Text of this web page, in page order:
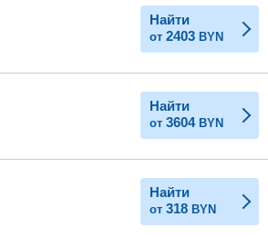
Найти
от 2403 BYN
Найти
от 3604 BYN
Найти
от 318 BYN